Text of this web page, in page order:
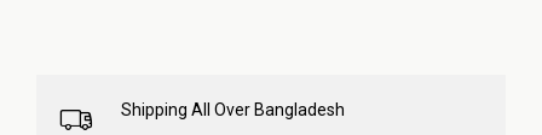
Shipping All Over Bangladesh